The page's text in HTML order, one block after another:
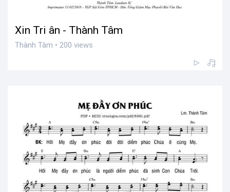
Xin Tri ân - Thành Tâm
Thành Tâm • 200 views